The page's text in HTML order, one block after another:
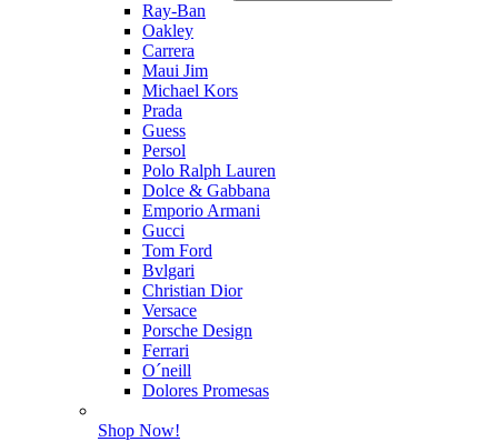
Ray-Ban
Oakley
Carrera
Maui Jim
Michael Kors
Prada
Guess
Persol
Polo Ralph Lauren
Dolce & Gabbana
Emporio Armani
Gucci
Tom Ford
Bvlgari
Christian Dior
Versace
Porsche Design
Ferrari
O´neill
Dolores Promesas
Shop Now!